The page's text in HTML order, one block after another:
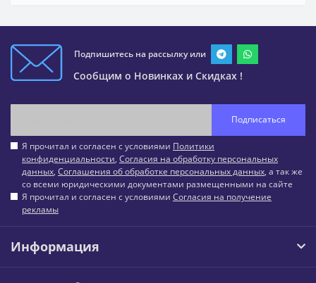
Подпишитесь на рассылку или
Сообщим о Новинках и Скидках !
Подписаться
Я прочитал и согласен с условиями Политики
конфиденциальности, Согласия на обработку персональных
данных, Соглашения об обработке персональных данных, а так же
со всеми юридическими документами размещенными на сайте
Я прочитал и согласен с условиями Согласия на получение
рекламы
Информация